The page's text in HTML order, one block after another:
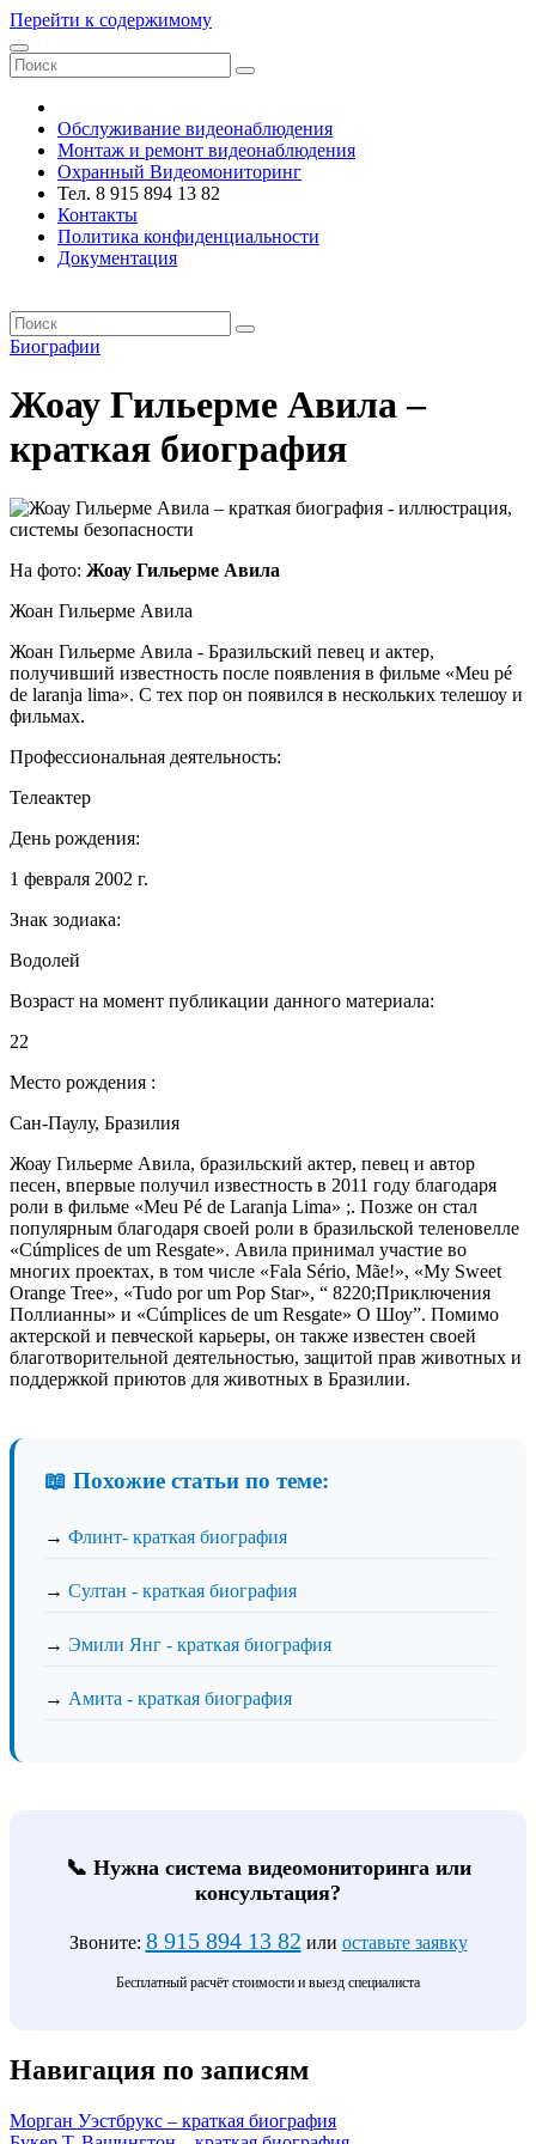
Перейти к содержимому
Обслуживание видеонаблюдения
Монтаж и ремонт видеонаблюдения
Охранный Видеомониторинг
Тел. 8 915 894 13 82
Контакты
Политика конфиденциальности
Документация
Биографии
Жоау Гильерме Авила –
краткая биография
На фото: Жоау Гильерме Авила
Жоан Гильерме Авила
Жоан Гильерме Авила - Бразильский певец и актер,
получивший известность после появления в фильме «Meu pé
de laranja lima». С тех пор он появился в нескольких телешоу и
фильмах.
Профессиональная деятельность:
Телеактер
День рождения:
1 февраля 2002 г.
Знак зодиака:
Водолей
Возраст на момент публикации данного материала:
22
Место рождения :
Сан-Паулу, Бразилия
Жоау Гильерме Авила, бразильский актер, певец и автор
песен, впервые получил известность в 2011 году благодаря
роли в фильме «Meu Pé de Laranja Lima» ;. Позже он стал
популярным благодаря своей роли в бразильской теленовелле
«Cúmplices de um Resgate». Авила принимал участие во
многих проектах, в том числе «Fala Sério, Mãe!», «My Sweet
Orange Tree», «Tudo por um Pop Star», “ 8220;Приключения
Поллианны» и «Cúmplices de um Resgate» О Шоу”. Помимо
актерской и певческой карьеры, он также известен своей
благотворительной деятельностью, защитой прав животных и
поддержкой приютов для животных в Бразилии.
📖 Похожие статьи по теме:
→ Флинт- краткая биография
→ Султан - краткая биография
→ Эмили Янг - краткая биография
→ Амита - краткая биография
📞 Нужна система видеомониторинга или
консультация?
Звоните: 8 915 894 13 82 или оставьте заявку
Бесплатный расчёт стоимости и выезд специалиста
Навигация по записям
Морган Уэстбрукс – краткая биография